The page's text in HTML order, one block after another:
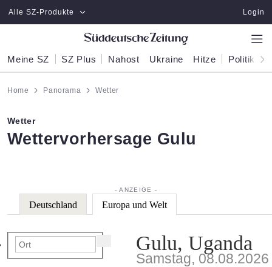
Zum Hauptinhalt springen
Alle SZ-Produkte Login
Meine SZ SZ Plus Nahost Ukraine Hitze Politik
Home Panorama Wetter
Wetter
:
Wettervorhersage Gulu
Deutschland Europa und Welt
Gulu, Uganda
Samstag, 08.08.2026